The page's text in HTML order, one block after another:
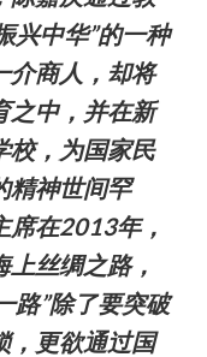
兴中华”的一种
介商人，却将
之中，并在新
校，为国家民
精神世间罕
席在2013年，
丝绸之路，
路”除了要突破
，更欲通过国